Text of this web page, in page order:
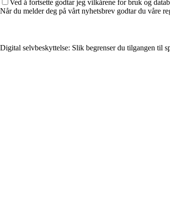
Ved å fortsette godtar jeg vilkårene for bruk og
Når du melder deg på vårt nyhetsbrev godtar du våre
Digital selvbeskyttelse: Slik begrenser du tilgangen til